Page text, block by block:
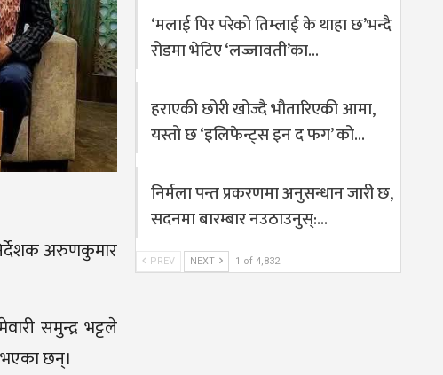
अरुणकुमार
समुन्द्र भट्टले
छन्।
‘मलाई पिर परेको तिम्लाई के थाहा छ’भन्दै
रोडमा भेटिए ‘लज्जावती’का…
हराएकी छोरी खोज्दै भौतारिएकी आमा,
यस्तो छ ‘इलिफेन्ट्स इन द फग’ को…
निर्मला पन्त प्रकरणमा अनुसन्धान जारी छ,
सदनमा बारम्बार नउठाउनुस्:…
PREV NEXT 1 of 4,832